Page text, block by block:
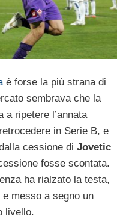
è forse la più strana di
sembrava che la
a ripetere l’annata
in Serie B, e
cessione di Jovetic
fosse scontata.
ha rialzato la testa,
messo a segno un
livello.